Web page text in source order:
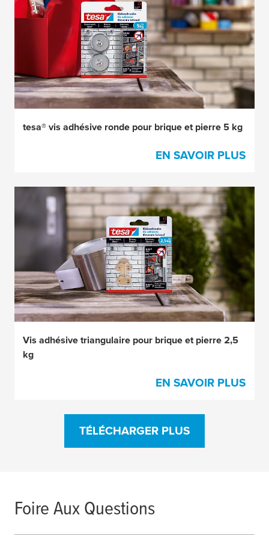
tesa® vis adhésive ronde pour brique et pierre 5 kg
EN SAVOIR PLUS
Vis adhésive triangulaire pour brique et pierre 2,5
kg
EN SAVOIR PLUS
TÉLÉCHARGER PLUS
Foire Aux Questions